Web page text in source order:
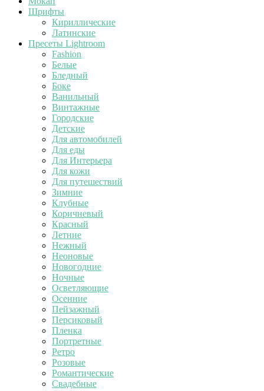
Шрифты
Кириллические
Латинские
Пресеты Lightroom
Fashion
Белые
Бледный
Боке
Ванильный
Винтажные
Городские
Детские
Для автомобилей
Для еды
Для Интерьера
Для кожи
Для путешествий
Зимние
Клубные
Коричневый
Красный
Летние
Нежный
Неоновые
Новогодние
Ночные
Осветляющие
Осенние
Пейзажный
Персиковый
Пленка
Портретные
Ретро
Розовые
Романтические
Свадебные